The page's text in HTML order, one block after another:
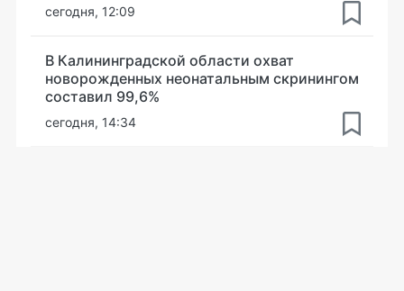
сегодня, 12:09
В Калининградской области охват
новорожденных неонатальным скринингом
составил 99,6%
сегодня, 14:34